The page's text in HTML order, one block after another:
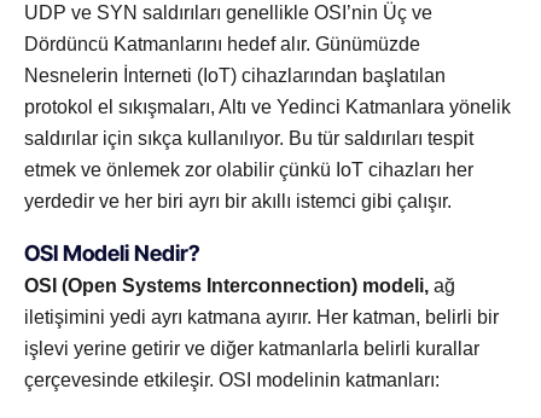
UDP ve SYN saldırıları genellikle OSI’nin Üç ve
Dördüncü Katmanlarını hedef alır. Günümüzde
Nesnelerin İnterneti (IoT) cihazlarından başlatılan
protokol el sıkışmaları, Altı ve Yedinci Katmanlara yönelik
saldırılar için sıkça kullanılıyor. Bu tür saldırıları tespit
etmek ve önlemek zor olabilir çünkü IoT cihazları her
yerdedir ve her biri ayrı bir akıllı istemci gibi çalışır.
OSI Modeli Nedir?
OSI (Open Systems Interconnection) modeli, ağ
iletişimini yedi ayrı katmana ayırır. Her katman, belirli bir
işlevi yerine getirir ve diğer katmanlarla belirli kurallar
çerçevesinde etkileşir. OSI modelinin katmanları: